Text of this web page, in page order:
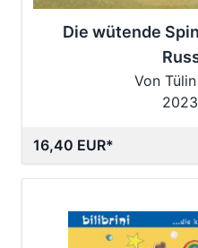
Die wütende
Von
16,40 EUR